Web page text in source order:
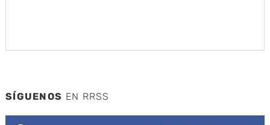
SÍGUENOS EN RRSS